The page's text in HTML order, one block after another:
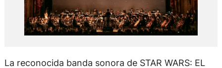
La reconocida banda sonora de STAR WARS: EL